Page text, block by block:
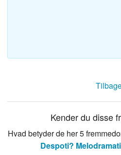
Kender du disse
Hvad betyder de her 5
Despoti?